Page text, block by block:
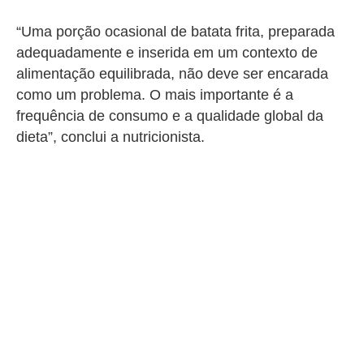
“Uma porção ocasional de batata frita, preparada
adequadamente e inserida em um contexto de
alimentação equilibrada, não deve ser encarada
como um problema. O mais importante é a
frequência de consumo e a qualidade global da
dieta”, conclui a nutricionista.